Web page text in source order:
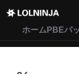
ホーム PBEパ